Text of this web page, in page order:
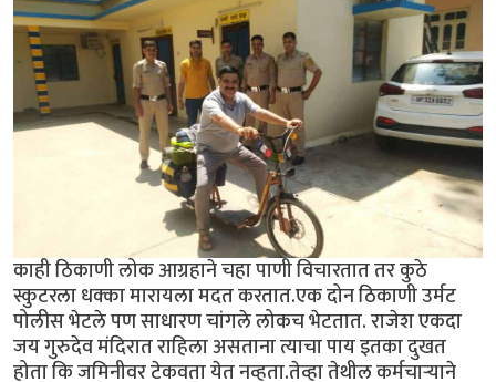
काही ठिकाणी लोक आग्रहाने चहा पाणी विचारतात तर कुठे
स्कुटरला धक्का मारायला मदत करतात.एक दोन ठिकाणी उर्मट
पोलीस भेटले पण साधारण चांगले लोकच भेटतात. राजेश एकदा
जय गुरुदेव मंदिरात राहिला असताना त्याचा पाय इतका दुखत
होता कि जमिनीवर टेकवता येत नव्हता.तेव्हा तेथील कर्मचाऱ्याने